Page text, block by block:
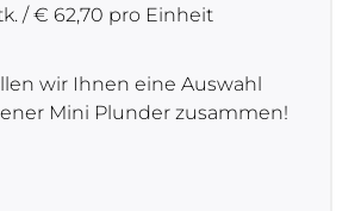
/ € 62,70 pro Einheit
wir Ihnen eine Auswahl
Mini Plunder zusammen!